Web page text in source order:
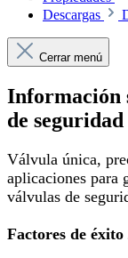
Descargas
Cerrar menú
Información
de
Válvula única,
aplicaciones para
válvulas de
Factores de